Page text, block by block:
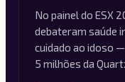
No painel do ESX
debateram saúde
cuidado ao idoso
5 milhões da